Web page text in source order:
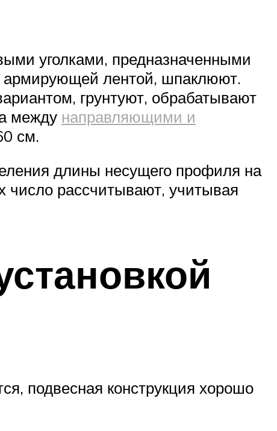
уголками, предназначенными
армирующей лентой, шпаклюют.
грунтуют, обрабатывают
между направляющими и
см.
длины несущего профиля на
число рассчитывают, учитывая
подвесная конструкция хорошо